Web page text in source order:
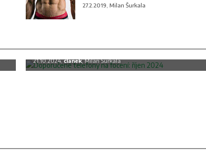
27.2.2019, Milan Šurkala
2024
21.10.2024,článek, Milan Šurkala